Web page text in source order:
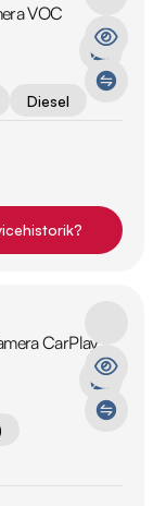
VOC
Diesel
CarPlay